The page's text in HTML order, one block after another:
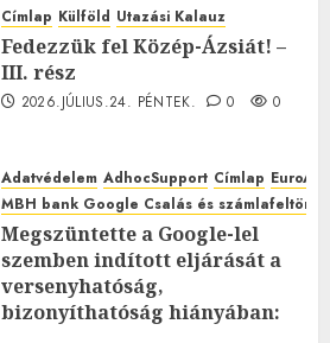
Címlap Külföld Utazási Kalauz
Fedezzük fel Közép-Ázsiát! –
III. rész
2026.JÚLIUS.24. PÉNTEK. 0 0
Adatvédelem AdhocSupport Címlap
MBH bank Google Csalás és
Megszüntette a Google-lel
szemben indított eljárását a
versenyhatóság,
bizonyíthatóság hiányában: